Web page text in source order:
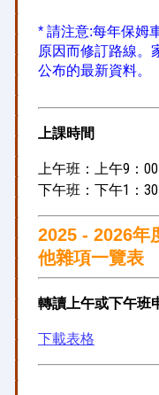
* 請注意:每年保姆
原因而修訂路線。
公布的最新資料。
上課時間
上午班：上午9：
下午班：下午1：
2025 - 2026年
他雜項一覽表
轉讀上午或下午班
下載表格